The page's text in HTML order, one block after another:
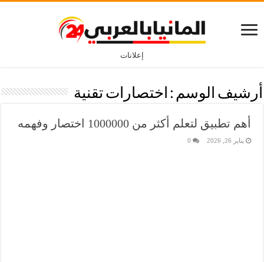
إعلانات
أرشيف الوسم : اختصارات تقنية
أهم تطبيق لتعلم أكثر من 1000000 اختصار وفهمه
يناير 26, 2026 0